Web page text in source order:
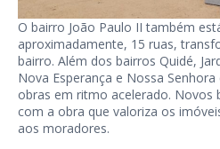
O bairro João Paulo II também
aproximadamente, 15 ruas,
bairro. Além dos bairros Quidé,
Nova Esperança e Nossa
obras em ritmo acelerado. Novos
com a obra que valoriza os
aos moradores.